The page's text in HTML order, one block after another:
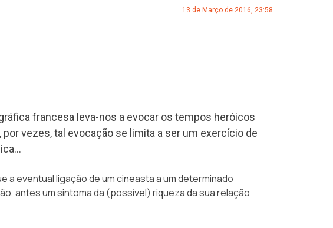
13 de Março de 2016, 23:58
francesa leva-nos a evocar os tempos heróicos
por vezes, tal evocação se limita a ser um exercício de
a eventual ligação de um cineasta a um determinado
antes um sintoma da (possível) riqueza da sua relação